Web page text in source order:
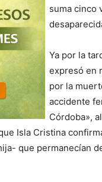
suma cinco
Ya por la
expresó en
por la
accidente
Córdoba»,
Isla Cristina
que permanecían